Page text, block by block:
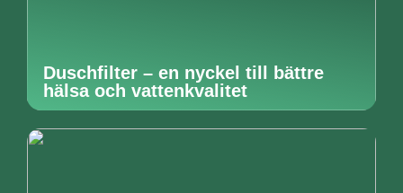
Duschfilter – en nyckel till bättre
hälsa och vattenkvalitet